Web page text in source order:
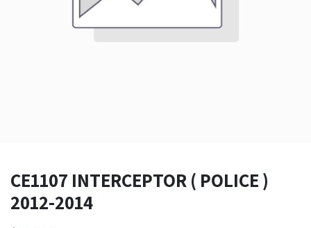
CE1107 INTERCEPTOR ( POLICE )
2012-2014